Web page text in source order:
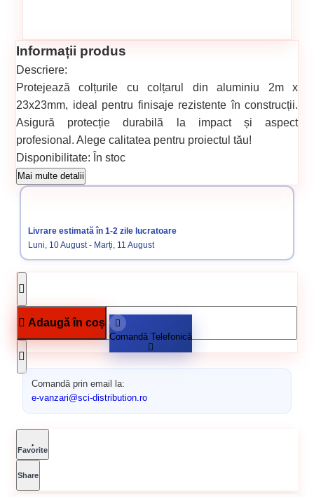
Informații produs
Descriere:
Protejează colțurile cu colțarul din aluminiu 2m x
23x23mm, ideal pentru finisaje rezistente în construcții.
Asigură protecție durabilă la impact și aspect
profesional. Alege calitatea pentru proiectul tău!
Disponibilitate: În stoc
Cod produs: 221
Categorii:
Mai multe detalii
Livrare estimată în 1-2 zile lucratoare
Luni, 10 August - Marți, 11 August
Adaugă în coș
Comandă Telefonică
Comandă prin email la:
e-vanzari@sci-distribution.ro
Favorite
Share